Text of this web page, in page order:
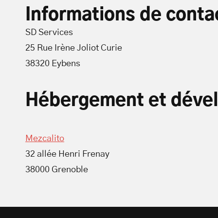
Informations de
SD Services
25 Rue Irène Joliot Curie
38320 Eybens
Hébergement et
Mezcalito
32 allée Henri Frenay
38000 Grenoble